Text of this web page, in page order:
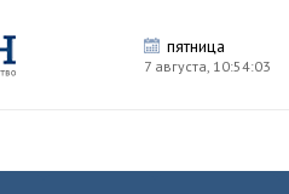
пятница
7 августа, 10:54:03